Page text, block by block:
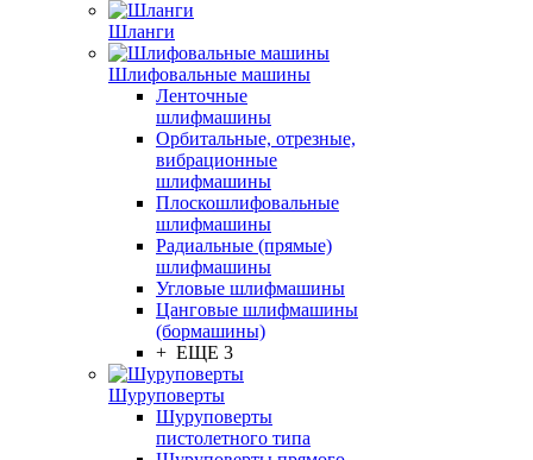
Шланги
Шлифовальные машины
Ленточные
шлифмашины
Орбитальные, отрезные,
вибрационные
шлифмашины
Плоскошлифовальные
шлифмашины
Радиальные (прямые)
шлифмашины
Угловые шлифмашины
Цанговые шлифмашины
(бормашины)
+ ЕЩЕ 3
Шуруповерты
Шуруповерты
пистолетного типа